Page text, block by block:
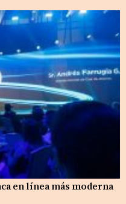
en línea más moderna